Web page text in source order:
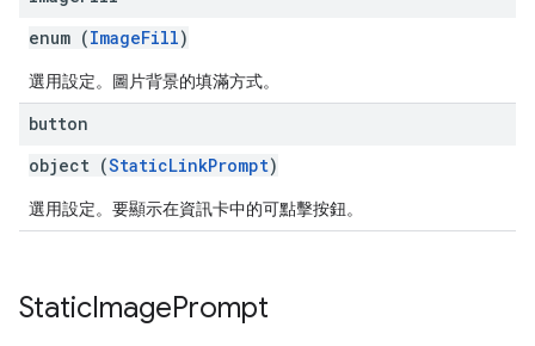
enum (ImageFill)
選用設定。圖片背景的填滿方式。
button
object (StaticLinkPrompt)
選用設定。要顯示在資訊卡中的可點擊按鈕。
StaticImagePrompt